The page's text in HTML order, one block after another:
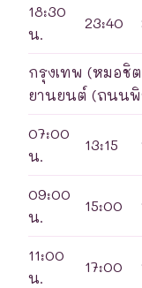
18:30
น.
23:40
กรุงเทพ (หมอชิ
ยานยนต์ (ถนนพิ
07:00
น.
13:15
09:00
น.
15:00
11:00
น.
17:00